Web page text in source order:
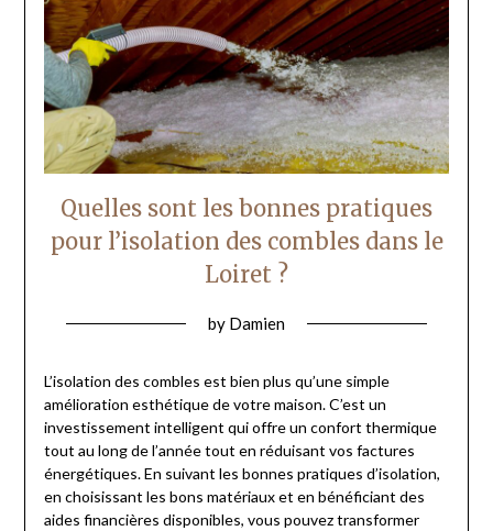
Quelles sont les bonnes pratiques
pour l’isolation des combles dans le
Loiret ?
by Damien
L’isolation des combles est bien plus qu’une simple
amélioration esthétique de votre maison. C’est un
investissement intelligent qui offre un confort thermique
tout au long de l’année tout en réduisant vos factures
énergétiques. En suivant les bonnes pratiques d’isolation,
en choisissant les bons matériaux et en bénéficiant des
aides financières disponibles, vous pouvez transformer